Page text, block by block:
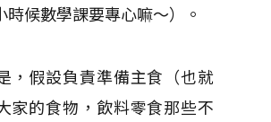
時候數學課要專心嘛～）。
，假設負責準備主食（也就
家的食物，飲料零食那些不